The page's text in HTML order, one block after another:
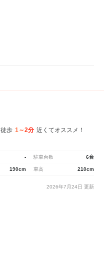
徒歩 1～2分 近くてオススメ！
- 駐車台数 6台
190cm 車高 210cm
2026年7月24日 更新